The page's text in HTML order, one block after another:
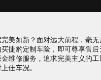
美如新？面对远大前程，毫无
捷豹定制车险，即可尊享售后
维修服务，追求完美主义的
佳车况。